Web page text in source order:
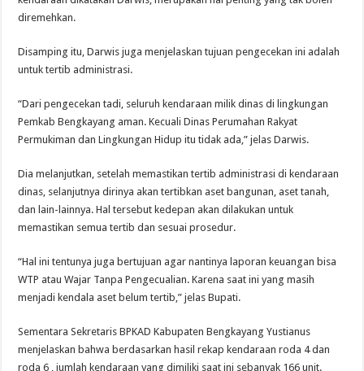
diremehkan.
Disamping itu, Darwis juga menjelaskan tujuan pengecekan ini adalah
untuk tertib administrasi.
“Dari pengecekan tadi, seluruh kendaraan milik dinas di lingkungan
Pemkab Bengkayang aman. Kecuali Dinas Perumahan Rakyat
Permukiman dan Lingkungan Hidup itu tidak ada,” jelas Darwis.
Dia melanjutkan, setelah memastikan tertib administrasi di kendaraan
dinas, selanjutnya dirinya akan tertibkan aset bangunan, aset tanah,
dan lain-lainnya. Hal tersebut kedepan akan dilakukan untuk
memastikan semua tertib dan sesuai prosedur.
“Hal ini tentunya juga bertujuan agar nantinya laporan keuangan bisa
WTP atau Wajar Tanpa Pengecualian. Karena saat ini yang masih
menjadi kendala aset belum tertib,” jelas Bupati.
Sementara Sekretaris BPKAD Kabupaten Bengkayang Yustianus
menjelaskan bahwa berdasarkan hasil rekap kendaraan roda 4 dan
roda 6 , jumlah kendaraan yang dimiliki saat ini sebanyak 166 unit.